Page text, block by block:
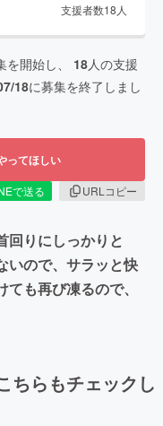
支援者数18 人
を開始し、 18人の支援
18に募集を終了しまし
ってほしい
で送る
URLコピー
回りにしっかりと
いので、サラッと快
も再び凍るので、
ちらもチェックし